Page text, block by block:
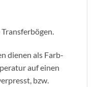
dienen als Farb-
auf einen
bzw.